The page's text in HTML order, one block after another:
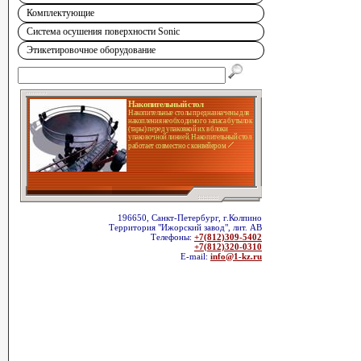
Комплектующие
Система осушения поверхности Sonic
Этикетировочное оборудование
Накопительный стол
Накопительные столы предназначены для
накопления необходимого запаса бутылок
(тары) перед упаковкой их в блоки
упаковочной линией. Накопительный стол
работает совместно с конвейером
196650, Санкт-Петербург, г.Колпино
Территория "Ижорский завод", лит. АВ
Телефоны: +7(812)309-5402
+7(812)320-0310
E-mail: info@1-kz.ru